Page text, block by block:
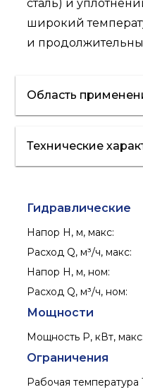
сталь) и
широкий
и
Область
отопление
Технические
Гидравлические
Напор H, м, макс:
Расход Q, м³/ч, макс:
Напор H, м, ном:
Расход Q, м³/ч, ном:
Мощности
Мощность P, кВт, макс
Ограничения
Рабочая температура